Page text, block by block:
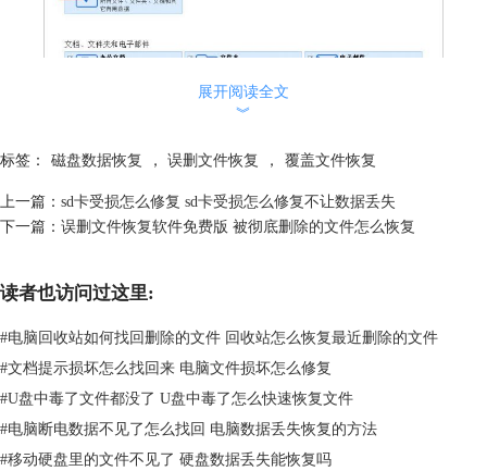
图1：选择文件类型
接硬盘”一栏中的磁盘符，可以快速定位。选择完成后，点击“扫描”命
展开阅读全文
︾
标签： 磁盘数据恢复 ， 误删文件恢复 ， 覆盖文件恢复
上一篇： sd卡受损怎么修复 sd卡受损怎么修复不让数据丢失
下一篇： 误删文件恢复软件免费版 被彻底删除的文件怎么恢复
读者也访问过这里:
#电脑回收站如何找回删除的文件 回收站怎么恢复最近删除的文件
#文档提示损坏怎么找回来 电脑文件损坏怎么修复
#U盘中毒了文件都没了 U盘中毒了怎么快速恢复文件
#电脑断电数据不见了怎么找回 电脑数据丢失恢复的方法
#移动硬盘里的文件不见了 硬盘数据丢失能恢复吗